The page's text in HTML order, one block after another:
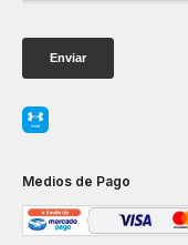
Medios de Pago